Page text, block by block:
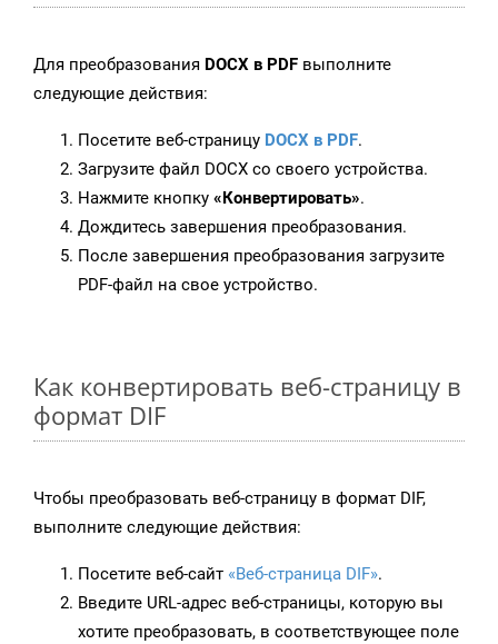
Для преобразования DOCX в PDF выполните
следующие действия:
Посетите веб-страницу DOCX в PDF.
Загрузите файл DOCX со своего устройства.
Нажмите кнопку «Конвертировать».
Дождитесь завершения преобразования.
После завершения преобразования загрузите
PDF-файл на свое устройство.
Как конвертировать веб-страницу в
формат DIF
Чтобы преобразовать веб-страницу в формат DIF,
выполните следующие действия:
Посетите веб-сайт «Веб-страница DIF».
Введите URL-адрес веб-страницы, которую вы
хотите преобразовать, в соответствующее поле